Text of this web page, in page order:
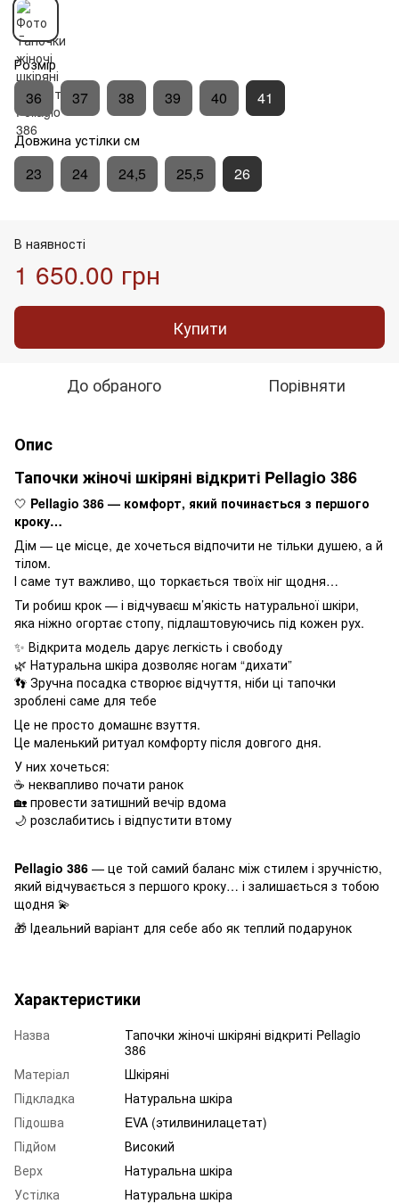
Розмір
36 37 38 39 40 41
Довжина устілки см
23 24 24,5 25,5 26
В наявності
1 650.00 грн
Купити
До обраного Порівняти
Опис
Тапочки жіночі шкіряні відкриті Pellagio 386
🤍 Pellagio 386 — комфорт, який починається з першого
кроку…
Дім — це місце, де хочеться відпочити не тільки душею, а й
тілом.
І саме тут важливо, що торкається твоїх ніг щодня…
Ти робиш крок — і відчуваєш м’якість натуральної шкіри,
яка ніжно огортає стопу, підлаштовуючись під кожен рух.
✨ Відкрита модель дарує легкість і свободу
🌿 Натуральна шкіра дозволяє ногам “дихати”
👣 Зручна посадка створює відчуття, ніби ці тапочки
зроблені саме для тебе
Це не просто домашнє взуття.
Це маленький ритуал комфорту після довгого дня.
У них хочеться:
☕ неквапливо почати ранок
🏡 провести затишний вечір вдома
🌙 розслабитись і відпустити втому
Pellagio 386 — це той самий баланс між стилем і зручністю,
який відчувається з першого кроку… і залишається з тобою
щодня 💫
🎁 Ідеальний варіант для себе або як теплий подарунок
Характеристики
Назва
Тапочки жіночі шкіряні відкриті Pellagio
386
Матеріал
Шкіряні
Підкладка
Натуральна шкіра
Підошва
EVA (этилвинилацетат)
Підйом
Високий
Верх
Натуральна шкіра
Устілка
Натуральна шкіра